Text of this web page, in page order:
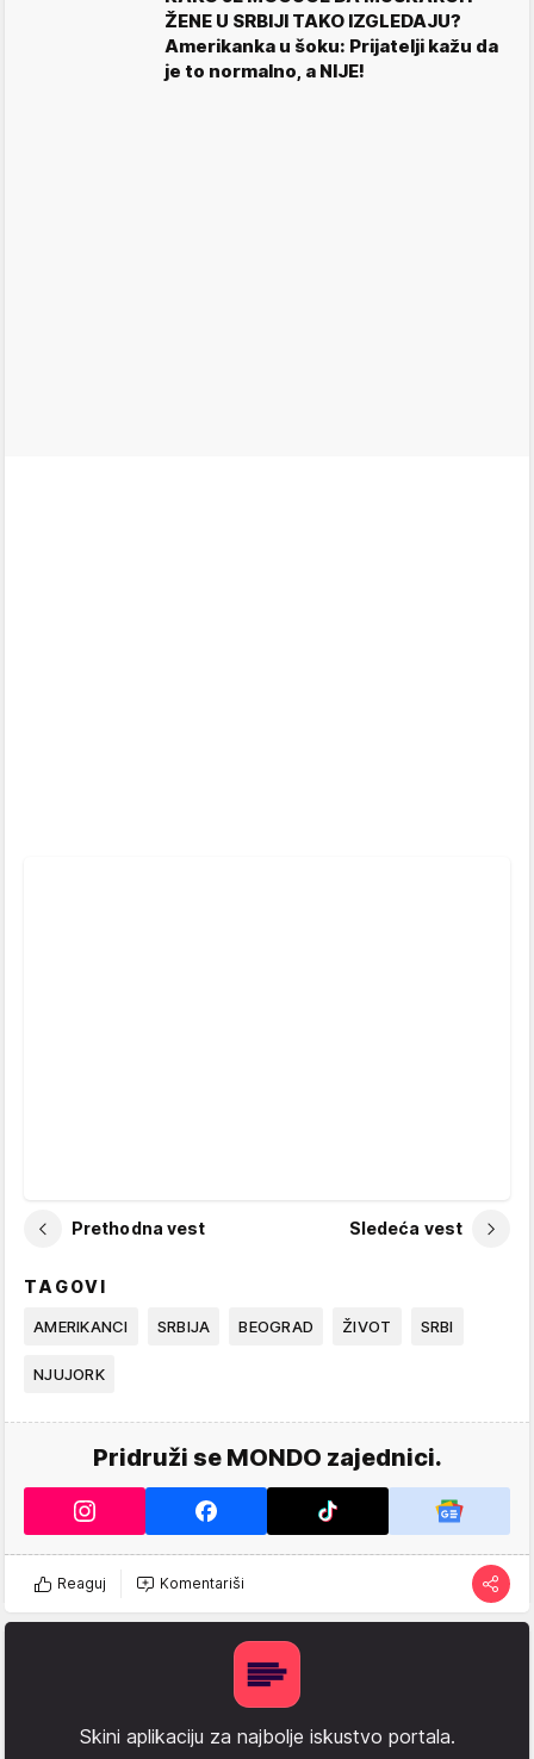
ŽENE U SRBIJI TAKO IZGLEDAJU?
Amerikanka u šoku: Prijatelji kažu da
je to normalno, a NIJE!
Prethodna vest Sledeća vest
TAGOVI
AMERIKANCI SRBIJA BEOGRAD ŽIVOT SRBI
NJUJORK
Pridruži se MONDO zajednici.
Reaguj Komentariši
Skini aplikaciju za najbolje iskustvo portala.